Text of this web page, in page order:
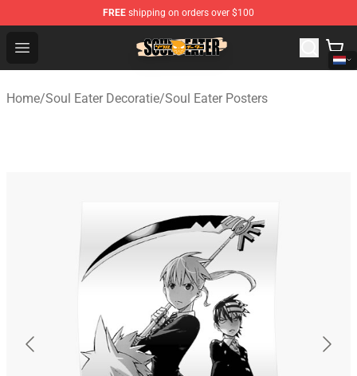
FREE shipping on orders over $100
Open menu
Soul Eater Store - Official Soul Eater Merchandise Shop
Home/Soul Eater Decoratie/Soul Eater Posters